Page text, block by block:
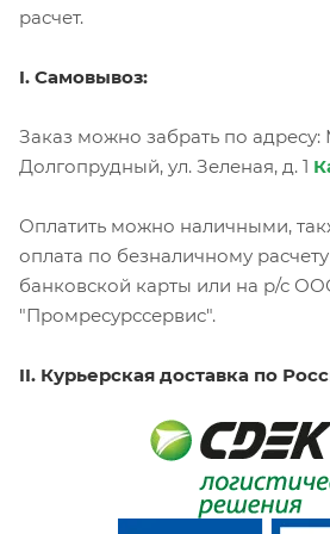
расчет.
I. Самовывоз:
Заказ можно забрать по адресу:
Долгопрудный, ул. Зеленая, д. 1
Оплатить можно наличными,
оплата по безналичному
банковской карты или на р/с
"Промресурссервис".
II. Курьерская доставка по